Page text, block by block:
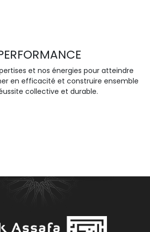
et nos énergies pour atteindre
en efficacité et construire ensemble
collective et durable.